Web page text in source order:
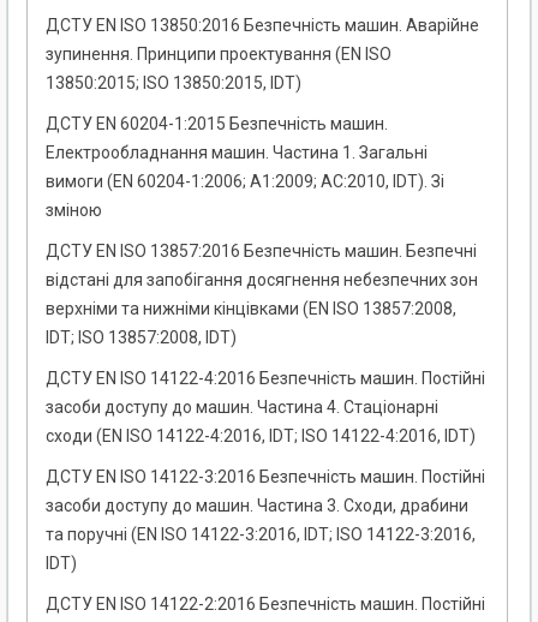
ДСТУ EN ISO 13850:2016 Безпечність машин. Аварійне
зупинення. Принципи проектування (EN ISO
13850:2015; ISO 13850:2015, IDT)
ДСТУ EN 60204-1:2015 Безпечність машин.
Електрообладнання машин. Частина 1. Загальні
вимоги (EN 60204-1:2006; А1:2009; АС:2010, IDT). Зі
зміною
ДСТУ EN ISO 13857:2016 Безпечність машин. Безпечні
відстані для запобігання досягнення небезпечних зон
верхніми та нижніми кінцівками (EN ISO 13857:2008,
IDT; ISO 13857:2008, IDT)
ДСТУ EN ISO 14122-4:2016 Безпечність машин. Постійні
засоби доступу до машин. Частина 4. Стаціонарні
сходи (EN ISO 14122-4:2016, IDT; ISO 14122-4:2016, IDT)
ДСТУ EN ISO 14122-3:2016 Безпечність машин. Постійні
засоби доступу до машин. Частина 3. Сходи, драбини
та поручні (EN ISO 14122-3:2016, IDT; ISO 14122-3:2016,
IDT)
ДСТУ EN ISO 14122-2:2016 Безпечність машин. Постійні